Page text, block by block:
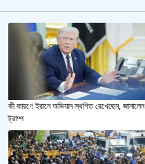
কী কারণে ইরানে অভিযান স্থগিত রেখেছেন, জানালেন
ট্রাম্প